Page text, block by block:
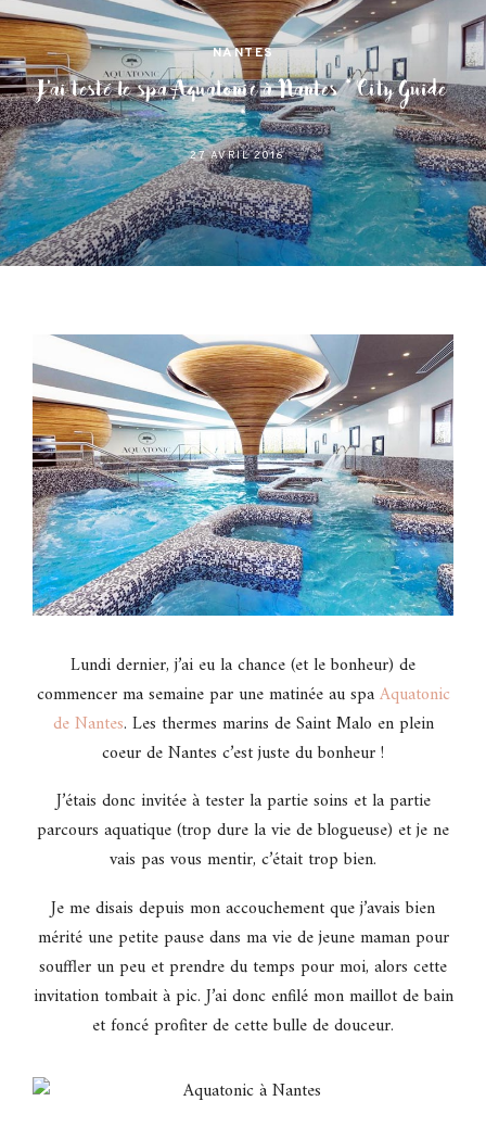
NANTES
J’ai testé le spa Aquatonic à Nantes * City Guide
*
27 AVRIL 2016
Lundi dernier, j’ai eu la chance (et le bonheur) de
commencer ma semaine par une matinée au spaAquatonic
de Nantes. Les thermes marins de Saint Malo en plein
coeur de Nantes c’est juste du bonheur !
J’étais donc invitée à tester la partie soins et la partie
parcours aquatique (trop dure la vie de blogueuse) et je ne
vais pas vous mentir, c’était trop bien.
Je me disais depuis mon accouchement que j’avais bien
mérité une petite pause dans ma vie de jeune maman pour
souffler un peu et prendre du temps pour moi, alors cette
invitation tombait à pic. J’ai donc enfilé mon maillot de bain
et foncé profiter de cette bulle de douceur.